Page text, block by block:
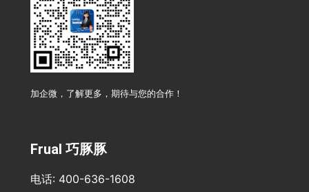
加企微，了解更多，期待与您的合作！
Frual 巧豚豚
电话: 400-636-1608